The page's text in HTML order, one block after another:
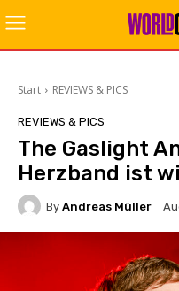
Start REVIEWS & PICS
REVIEWS & PICS
The Gaslight
Herzband ist
By Andreas Müller